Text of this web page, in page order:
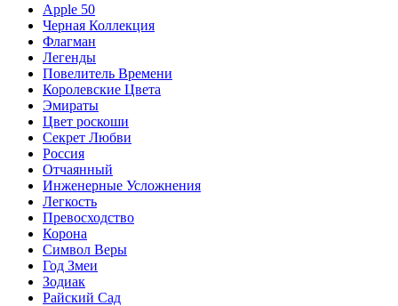
Apple 50
Черная Коллекция
Флагман
Легенды
Повелитель Времени
Королевские Цвета
Эмираты
Цвет роскоши
Секрет Любви
Россия
Отчаянный
Инженерные Усложнения
Легкость
Превосходство
Корона
Символ Веры
Год Змеи
Зодиак
Райский Сад